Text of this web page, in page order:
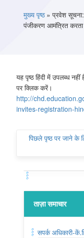
You are here
मुख्य पृष्ठ» प्रवेश
पंजीकरण आमंत्रित
यह पृष्ठ हिंदी में उपलब्ध
पर क्लिक करें।
http://
invites-registration-
पिछले पृष्ठ पर जाने के
ताज़ा समाचार
सपर्क अधिकारी-